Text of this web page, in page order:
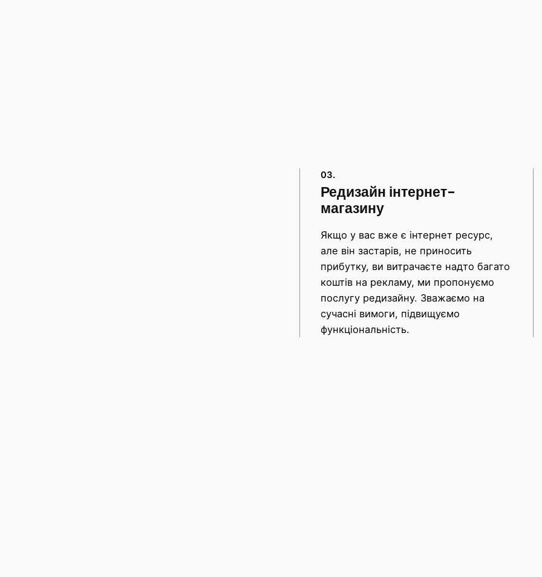
03.
Редизайн інтернет-
магазину
Якщо у вас вже є інтернет ресурс,
але він застарів, не приносить
прибутку, ви витрачаєте надто багато
коштів на рекламу, ми пропонуємо
послугу редизайну. Зважаємо на
сучасні вимоги, підвищуємо
функціональність.